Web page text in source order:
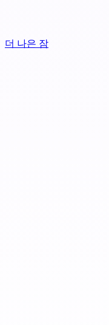
더 나은 잠